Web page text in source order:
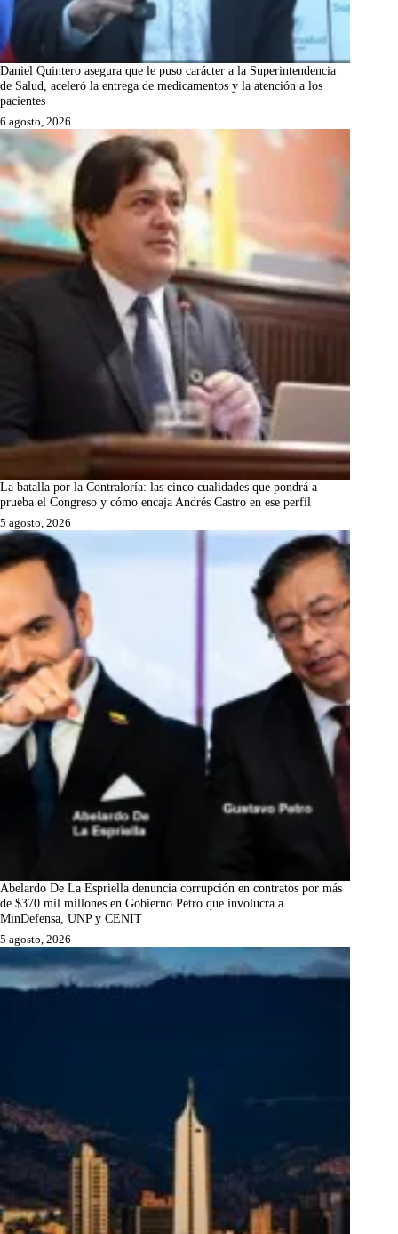
Daniel Quintero asegura que le puso carácter a la Superintendencia
de Salud, aceleró la entrega de medicamentos y la atención a los
pacientes
6 agosto, 2026
La batalla por la Contraloría: las cinco cualidades que pondrá a
prueba el Congreso y cómo encaja Andrés Castro en ese perfil
5 agosto, 2026
Abelardo De La Espriella denuncia corrupción en contratos por más
de $370 mil millones en Gobierno Petro que involucra a
MinDefensa, UNP y CENIT
5 agosto, 2026